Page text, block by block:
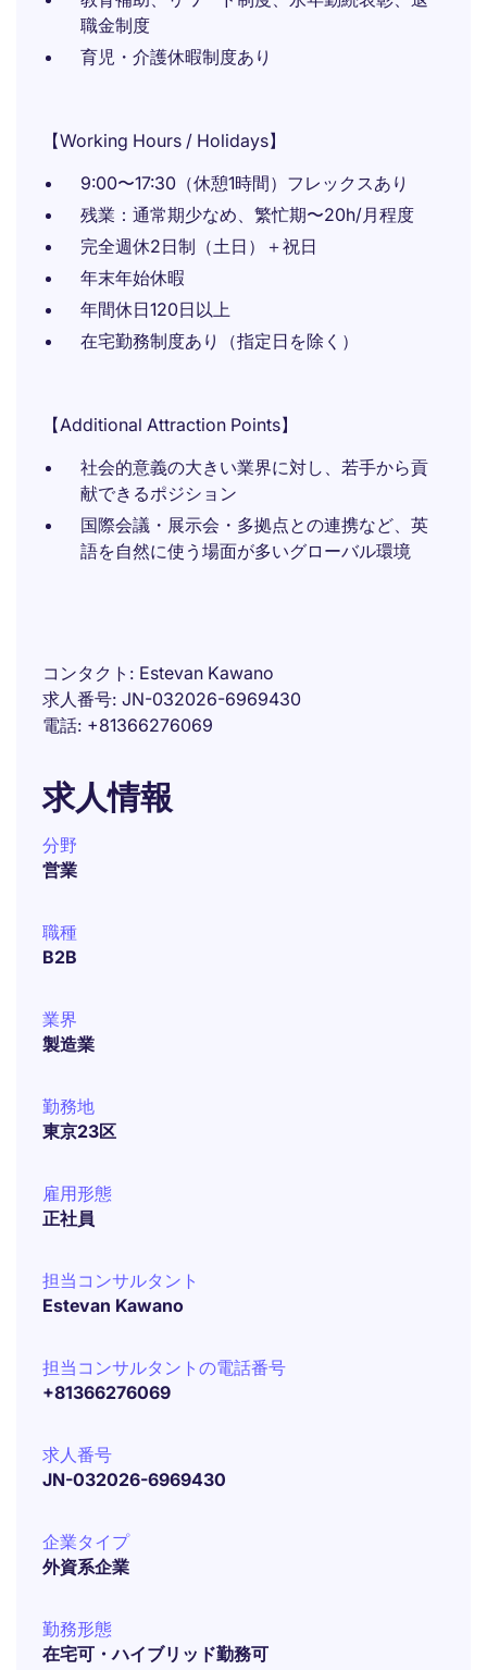
職金制度
育児・介護休暇制度あり
【Working Hours / Holidays】
9:00〜17:30（休憩1時間）フレックスあり
残業：通常期少なめ、繁忙期〜20h/月程度
完全週休2日制（土日）＋祝日
年末年始休暇
年間休日120日以上
在宅勤務制度あり（指定日を除く）
【Additional Attraction Points】
社会的意義の大きい業界に対し、若手から貢
献できるポジション
国際会議・展示会・多拠点との連携など、英
語を自然に使う場面が多いグローバル環境
コンタクト
Estevan Kawano
求人番号 JN-032026-6969430
電話 +81366276069
求人情報
分野
営業
職種
B2B
業界
製造業
勤務地
東京23区
雇用形態
正社員
担当コンサルタント
Estevan Kawano
担当コンサルタントの電話番号
+81366276069
求人番号
JN-032026-6969430
企業タイプ
外資系企業
勤務形態
在宅可・ハイブリッド勤務可